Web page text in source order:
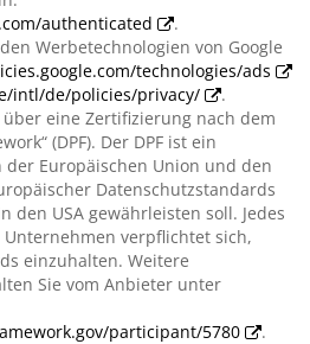
authenticated
.
Werbetechnologien von Google
technologies/ads
intl/de/policies/privacy/
.
eine Zertifizierung nach dem
(DPF). Der DPF ist ein
Europäischen Union und den
Datenschutzstandards
den USA gewährleisten soll. Jedes
Unternehmen verpflichtet sich,
einzuhalten. Weitere
Sie vom Anbieter unter
participant/5780
.